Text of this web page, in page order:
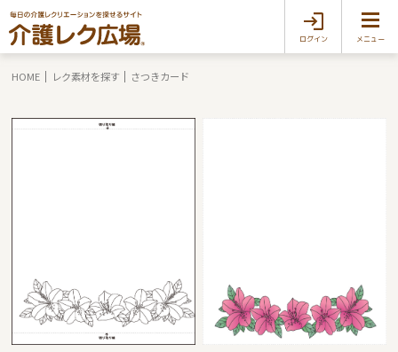
ログイン メニュー
HOME レク素材を探す さつきカード